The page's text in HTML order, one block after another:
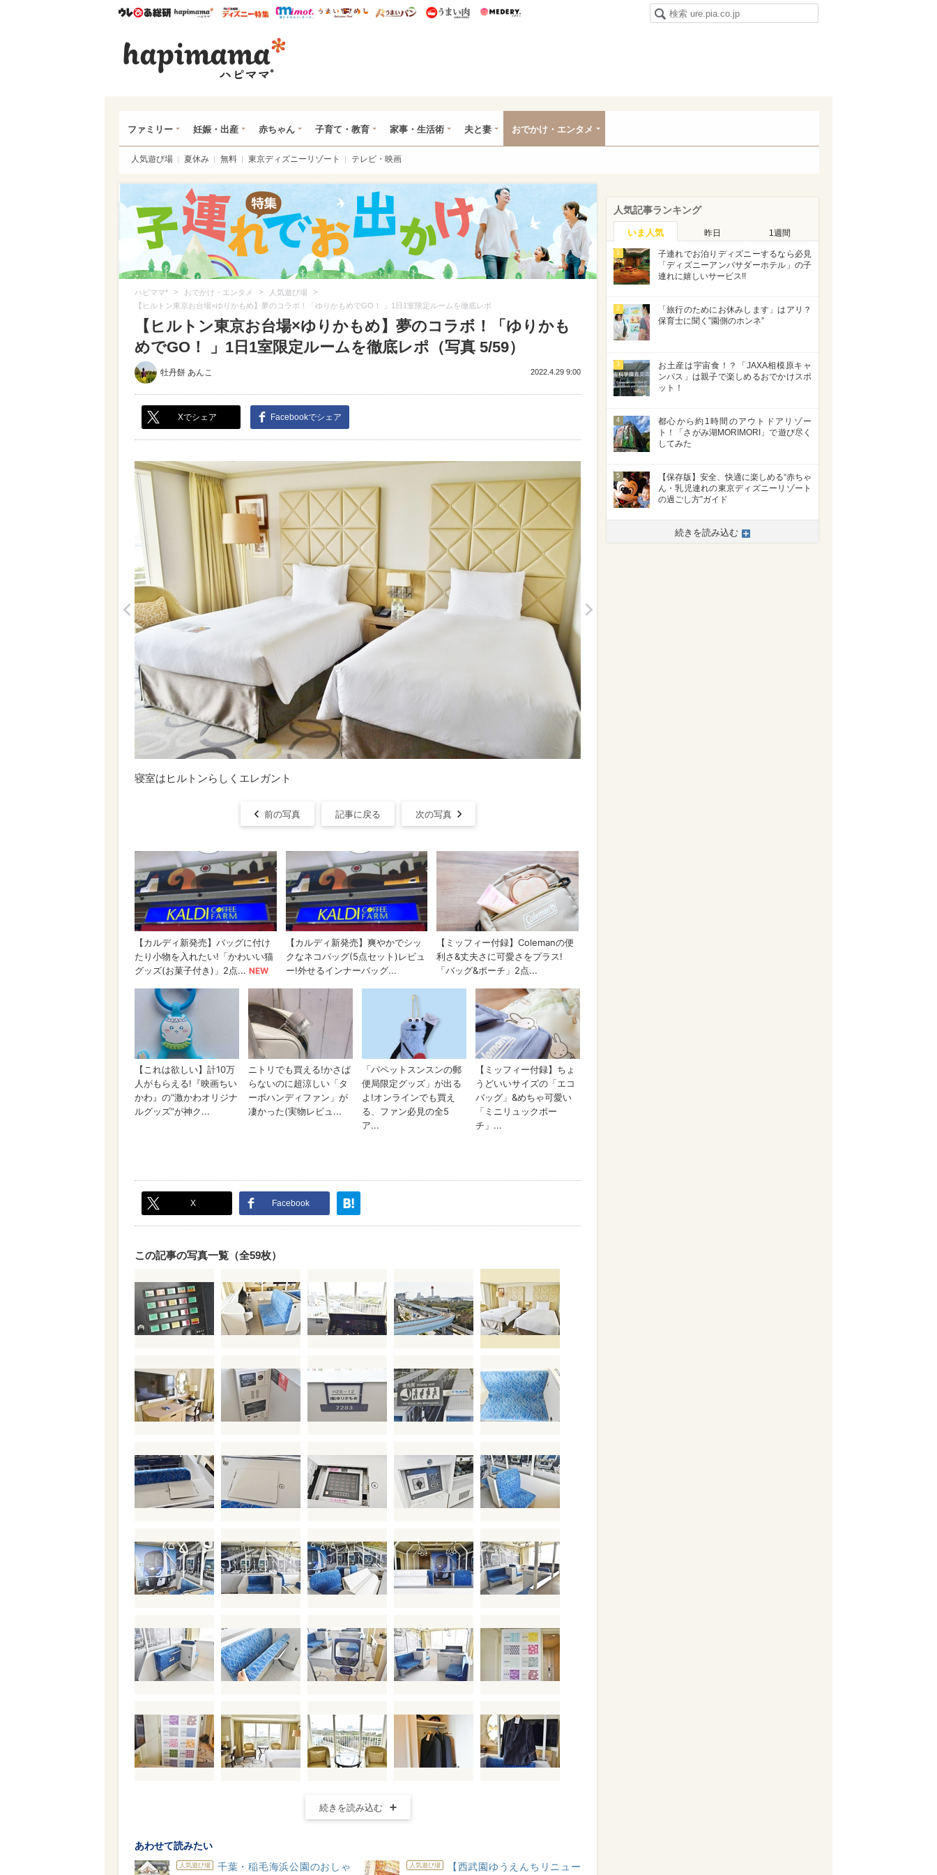
ウレぴあ総研ハピママ* ウレぴあ総研 ディズニー特集
mimot. うまいめし うまいパン うまい肉
ファミリー 妊娠・出産 赤ちゃん 子育て・教育 家事・生活術 夫と妻 おでかけ・エンタメ
人気遊び場 夏休み 無料 東京ディズニーリゾート テレビ・映画
ハピママ* > おでかけ・エンタメ > 人気遊び場 >
【ヒルトン東京お台場×ゆりかもめ】夢のコラボ！「ゆりかもめでGO！ 」1日1室限定ルームを徹底レポ
【ヒルトン東京お台場×ゆりかもめ】夢のコラボ！「ゆりかも
めでGO！ 」1日1室限定ルームを徹底レポ（写真 5/59）
牡丹餅 あんこ 2022.4.29 9:00
Xでシェア Facebookでシェア
寝室はヒルトンらしくエレガント
前の写真 記事に戻る 次の写真
X Facebook
この記事の写真一覧（全59枚）
続きを読み込む
あわせて読みたい
人気遊び場
千葉・稲毛海浜公園のおしゃ
人気遊び場
【西武園ゆうえんちリニュー
人気記事ランキング
いま人気 昨日 1週間
1
子連れでお泊りディズニーするなら必見
「ディズニーアンバサダーホテル」の子
連れに嬉しいサービス!!
2
「旅行のためにお休みします」はアリ？
保育士に聞く”園側のホンネ”
3
お土産は宇宙食！？「JAXA相模原キャ
ンパス」は親子で楽しめるおでかけスポ
ット！
4
都心から約1時間のアウトドアリゾー
ト！「さがみ湖MORIMORI」で遊び尽く
してみた
5
【保存版】安全、快適に楽しめる“赤ちゃ
ん・乳児連れの東京ディズニーリゾート
の過ごし方”ガイド
続きを読み込む